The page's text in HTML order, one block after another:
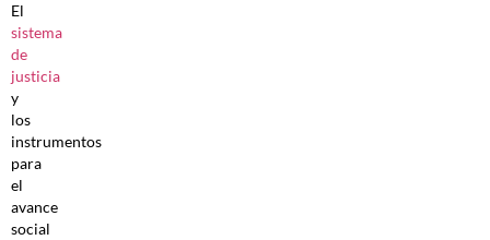
El
sistema
de
justicia
y
los
instrumentos
para
el
avance
social